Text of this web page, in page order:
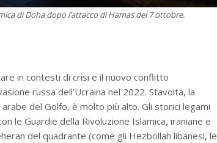
di Doha dopo l’attacco di Hamas del 7 ottobre.
in contesti di crisi e il nuovo conflitto
russa dell’Ucraina nel 2022. Stavolta, la
del Golfo, è molto più alto. Gli storici legami
le Guardie della Rivoluzione Islamica, iraniane e
del quadrante (come gli Hezbollah libanesi, le